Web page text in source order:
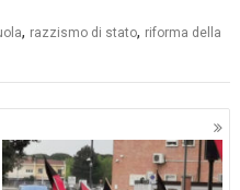
, razzismo di stato, riforma della